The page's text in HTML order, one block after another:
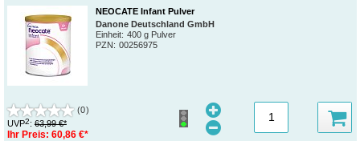
NEOCATE Infant Pulver
Danone Deutschland GmbH
Einheit: 400 g Pulver
PZN: 00256975
(0)
UVP2: 63,99 €*
Ihr Preis: 60,86 €*